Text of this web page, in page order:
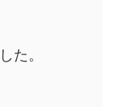
た。